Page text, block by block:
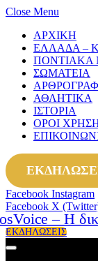
Close Menu
ΑΡΧΙΚΗ
ΕΛΛΑΔΑ –
ΠΟΝΤΙΑΚΑ
ΣΩΜΑΤΕΙΑ
ΑΘΛΗΤΙΚΑ
ΙΣΤΟΡΙΑ
ΟΡΟΙ
Facebook Instagram
Facebook X
ΕΚΔΗΛΩΣΕΙΣ